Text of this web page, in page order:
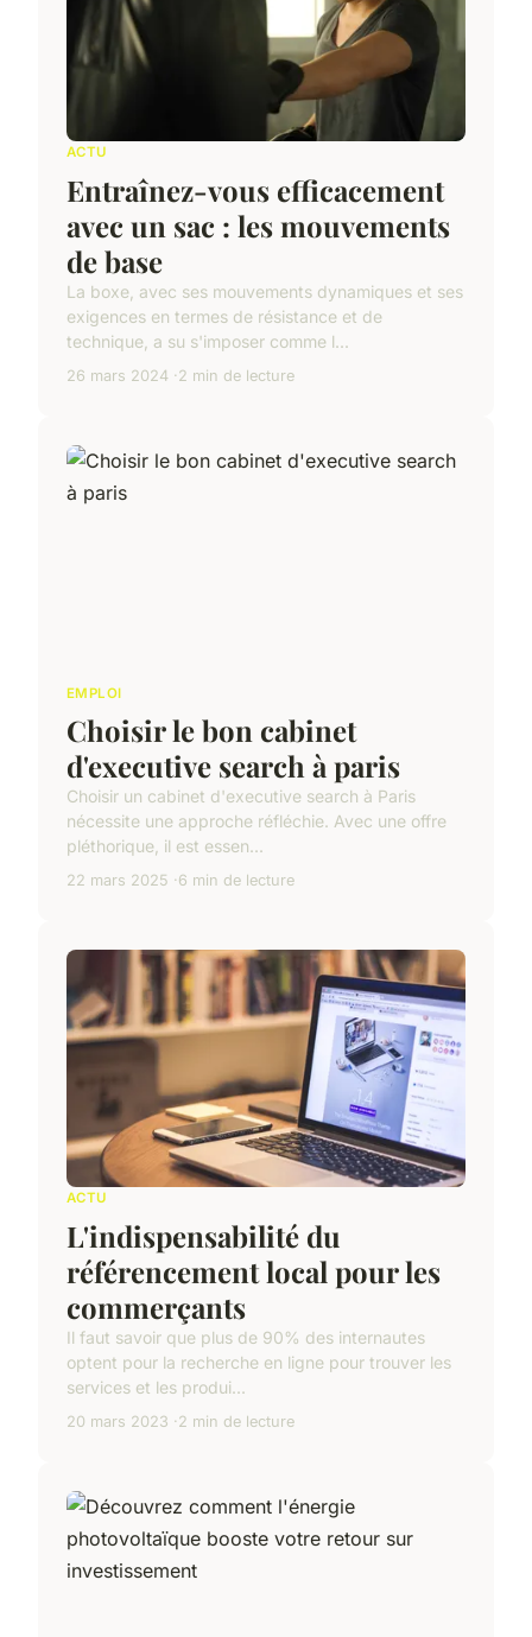
ACTU
Entraînez-vous efficacement
avec un sac : les mouvements
de base
La boxe, avec ses mouvements dynamiques et ses
exigences en termes de résistance et de
technique, a su s'imposer comme l...
26 mars 2024 2 min de lecture
EMPLOI
Choisir le bon cabinet
d'executive search à paris
Choisir un cabinet d'executive search à Paris
nécessite une approche réfléchie. Avec une offre
pléthorique, il est essen...
22 mars 2025 6 min de lecture
ACTU
L'indispensabilité du
référencement local pour les
commerçants
Il faut savoir que plus de 90% des internautes
optent pour la recherche en ligne pour trouver les
services et les produi...
20 mars 2023 2 min de lecture